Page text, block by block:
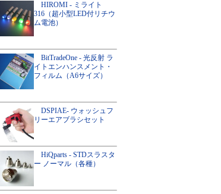
HIROMI - ミライト
316（超小型LED付リチウ
ム電池）
BitTradeOne - 光反射 ラ
イトエンハンスメント・
フィルム（A6サイズ）
DSPIAE- ウォッシュフ
リーエアブラシセット
HiQparts - STDスラスタ
ー ノーマル（各種）